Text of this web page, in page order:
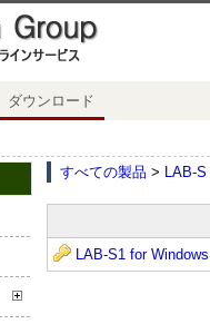
ダウンロード
すべての製品 > LAB-S
LAB-S1 for